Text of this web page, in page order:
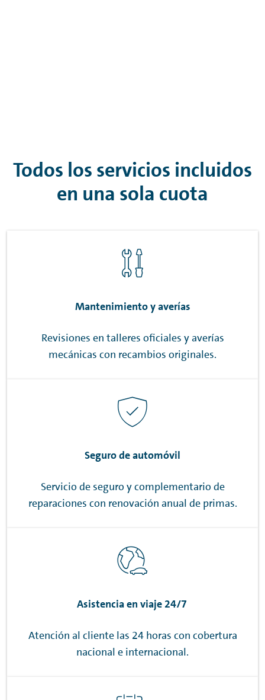
Todos los servicios incluidos
en una sola cuota
Mantenimiento y averías
Revisiones en talleres oficiales y averías
mecánicas con recambios originales.
Seguro de automóvil
Servicio de seguro y complementario de
reparaciones con renovación anual de primas.
Asistencia en viaje 24/7
Atención al cliente las 24 horas con cobertura
nacional e internacional.